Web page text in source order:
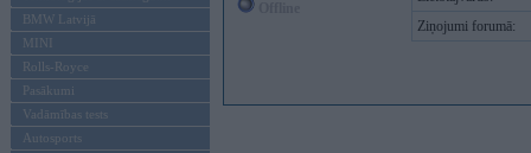
BMW Latvijā
MINI
Rolls-Royce
Pasākumi
Vadāmības tests
Autosports
Ziņojumi forumā: